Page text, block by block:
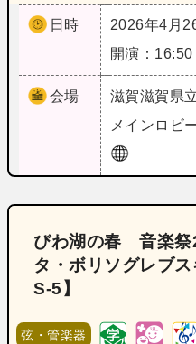
日時
2026年4月
開演：16:50
会場 滋賀滋賀県
メインロビ
びわ湖の春 音楽祭
タ・ボリソグレブ
S‐5】
弦・管楽器